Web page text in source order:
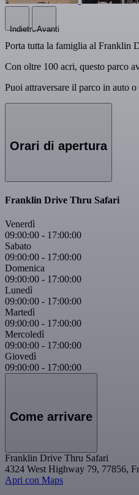
IndietroAvanti
Porta tutta la famiglia al Franklin
Con oltre 100 acri, questo parco
Puoi attraversare il parco in auto
Orari di apertura
Franklin Drive Thru Safari
Venerdì
09:00:00 - 17:00:00
Sabato
09:00:00 - 17:00:00
Domenica
09:00:00 - 17:00:00
Lunedì
09:00:00 - 17:00:00
Martedì
09:00:00 - 17:00:00
Mercoledì
09:00:00 - 17:00:00
Giovedì
09:00:00 - 17:00:00
Come arrivare
Franklin Drive Thru Safari
4324 West Highway 79, 77856,
Apri con Maps